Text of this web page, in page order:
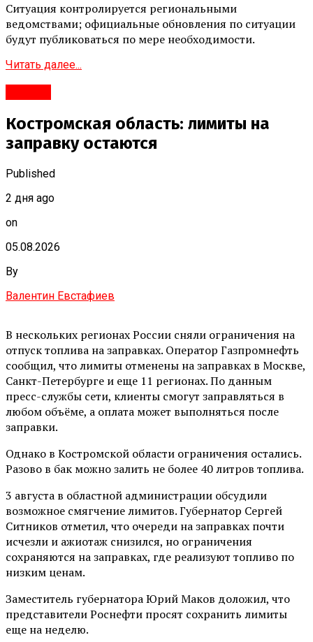
Ситуация контролируется региональными
ведомствами; официальные обновления по ситуации
будут публиковаться по мере необходимости.
Читать далее...
Костромская область: лимиты на
заправку остаются
Published
2 дня ago
on
05.08.2026
By
Валентин Евстафиев
В нескольких регионах России сняли ограничения на
отпуск топлива на заправках. Оператор Газпромнефть
сообщил, что лимиты отменены на заправках в Москве,
Санкт-Петербурге и еще 11 регионах. По данным
пресс-службы сети, клиенты смогут заправляться в
любом объёме, а оплата может выполняться после
заправки.
Однако в Костромской области ограничения остались.
Разово в бак можно залить не более 40 литров топлива.
3 августа в областной администрации обсудили
возможное смягчение лимитов. Губернатор Сергей
Ситников отметил, что очереди на заправках почти
исчезли и ажиотаж снизился, но ограничения
сохраняются на заправках, где реализуют топливо по
низким ценам.
Заместитель губернатора Юрий Маков доложил, что
представители Роснефти просят сохранить лимиты
еще на неделю.